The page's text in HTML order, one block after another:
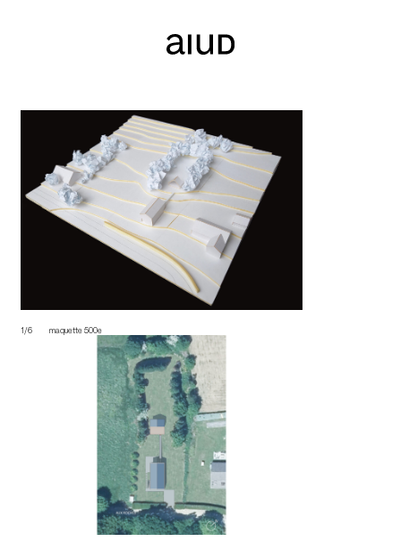
1/6 maquette 500e